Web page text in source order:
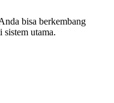
bisa berkembang
sistem utama.